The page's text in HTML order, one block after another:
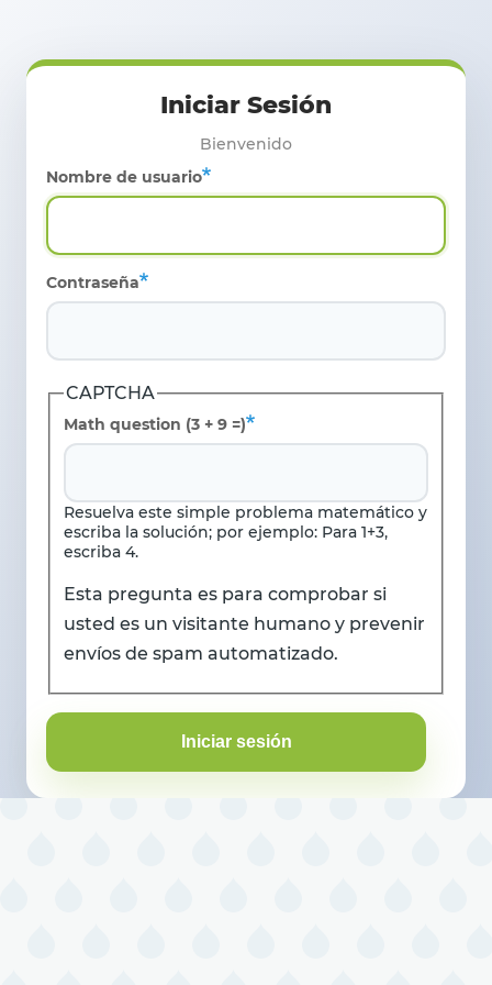
Nombre de usuario
Contraseña
CAPTCHA
Math question (3 + 9 =)
Resuelva este simple problema matemático y
escriba la solución; por ejemplo: Para 1+3,
escriba 4.
Esta pregunta es para comprobar si
usted es un visitante humano y prevenir
envíos de spam automatizado.